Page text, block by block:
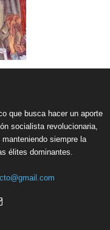
que busca hacer un aporte
socialista revolucionaria,
siempre la
élites dominantes.